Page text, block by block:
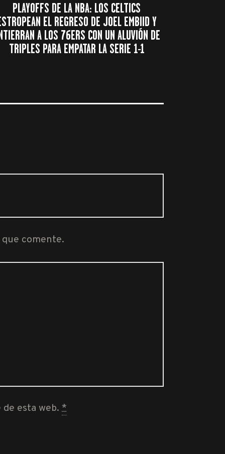
PLAYOFFS DE LA NBA: LOS CELTICS
EL REGRESO DE JOEL EMBIID Y
A LOS 76ERS CON UN ALUVIÓN DE
TRIPLES PARA EMPATAR LA SERIE 1-1
comente.
de esta web.*